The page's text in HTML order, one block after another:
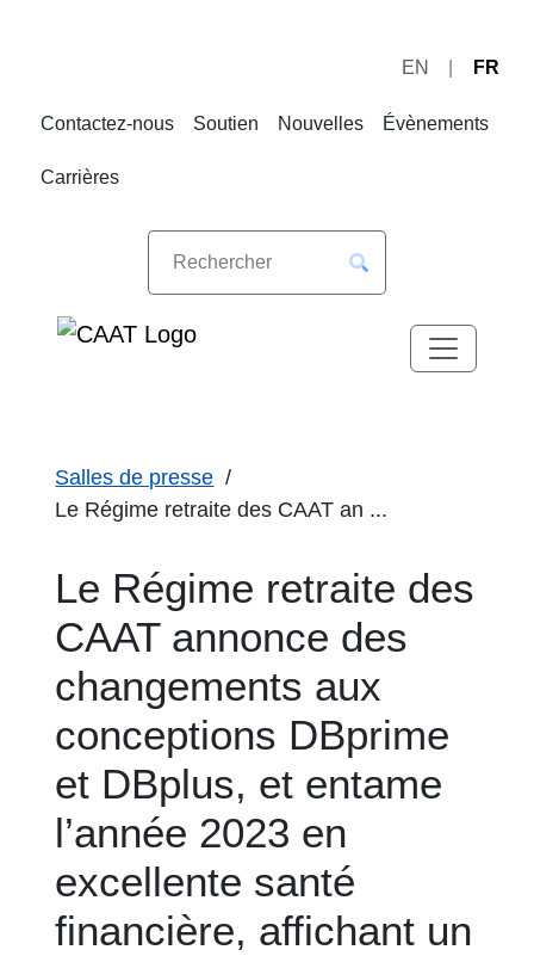
navigation
EN FR
Contactez-nous Soutien Nouvelles Évènements
Carrières
Salles de presse
Le Régime retraite des CAAT an ...
Le Régime retraite des
CAAT annonce des
changements aux
conceptions DBprime
et DBplus, et entame
l’année 2023 en
excellente santé
financière, affichant un